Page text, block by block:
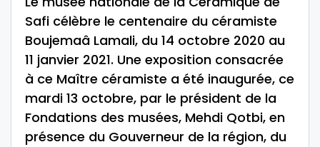
Safi célèbre le centenaire du céramiste
Boujemaâ Lamali, du 14 octobre 2020 au
11 janvier 2021. Une exposition consacrée
à ce Maître céramiste a été inaugurée, ce
mardi 13 octobre, par le président de la
Fondations des musées, Mehdi Qotbi, en
présence du Gouverneur de la région, du